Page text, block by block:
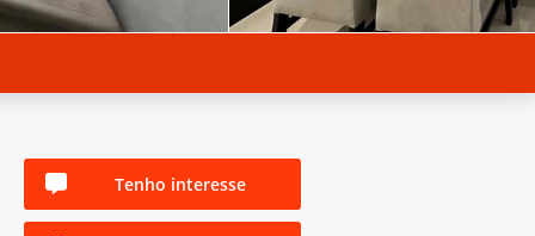
Tenho interesse